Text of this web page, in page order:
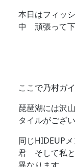
本日はフィッ
中 頑張って下
ここで乃村ガ
琵琶湖には沢
タイルがござい
同じHIDEUP
君 そして私と